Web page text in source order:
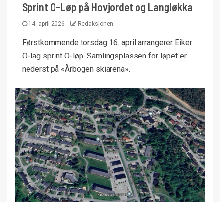
Sprint O-Løp på Hovjordet og Langløkka
14. april 2026 Redaksjonen
Førstkommende torsdag 16. april arrangerer Eiker
O-lag sprint O-løp. Samlingsplassen for løpet er
nederst på «Årbogen skiarena».